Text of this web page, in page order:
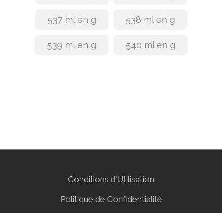
537 ml en g 538 ml en g
539 ml en g 540 ml en g
Conditions d'Utilisation
Politique de Confidentialité